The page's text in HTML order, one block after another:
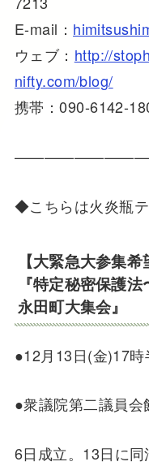
E-mail：
ウェブ： http://
nifty.com/blog/
携帯：090-6142-
◆こちらは火炎瓶テ
【大緊急大参集希
『特定秘密保護
永田町大集会』
●12月13日(金)17
●衆議院第二議員会
6日成立。13日に